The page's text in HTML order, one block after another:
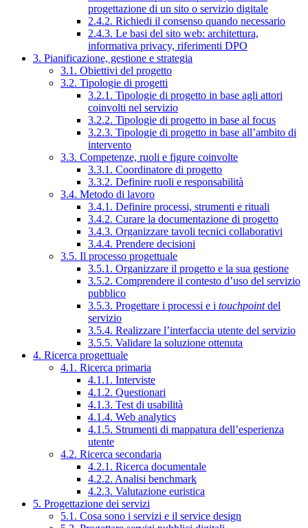
progettazione di un sito o servizio digitale
2.4.2. Richiedi il consenso quando necessario
2.4.3. Le basi del sito web: architettura,
informativa privacy, riferimenti DPO
3. Pianificazione, gestione e strategia
3.1. Obiettivi del progetto
3.2. Tipologie di progetti
3.2.1. Tipologie di progetto in base agli attori
coinvolti nel servizio
3.2.2. Tipologie di progetto in base al focus
3.2.3. Tipologie di progetto in base all’ambito di
intervento
3.3. Competenze, ruoli e figure coinvolte
3.3.1. Coordinatore di progetto
3.3.2. Definire ruoli e responsabilità
3.4. Metodo di lavoro
3.4.1. Definire processi, strumenti e rituali
3.4.2. Curare la documentazione di progetto
3.4.3. Organizzare tavoli tecnici collaborativi
3.4.4. Prendere decisioni
3.5. Il processo progettuale
3.5.1. Organizzare il progetto e la sua gestione
3.5.2. Comprendere il contesto d’uso del servizio
pubblico
3.5.3. Progettare i processi e i touchpointdel
servizio
3.5.4. Realizzare l’interfaccia utente del servizio
3.5.5. Validare la soluzione ottenuta
4. Ricerca progettuale
4.1. Ricerca primaria
4.1.1. Interviste
4.1.2. Questionari
4.1.3. Test di usabilità
4.1.4. Web analytics
4.1.5. Strumenti di mappatura dell’esperienza
utente
4.2. Ricerca secondaria
4.2.1. Ricerca documentale
4.2.2. Analisi benchmark
4.2.3. Valutazione euristica
5. Progettazione dei servizi
5.1. Cosa sono i servizi e il service design